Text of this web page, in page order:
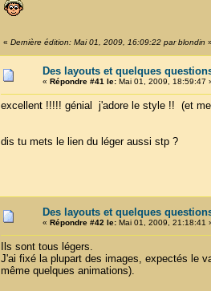
« Dernière édition: Mai 01, 2009, 16:09:22 par blondin
Des layouts et quelques
« Répondre #41 le:Mai 01, 2009, 18:59:47
excellent !!!!! génial j'adore le style !! (et
dis tu mets le lien du léger aussi stp ?
Des layouts et quelques
« Répondre #42 le:Mai 01, 2009, 21:18:41
Ils sont tous légers.
J'ai fixé la plupart des images, expectés le
même quelques animations).